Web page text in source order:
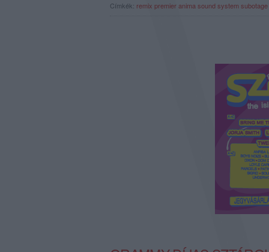
Címkék: remix premieranima sound system subotage